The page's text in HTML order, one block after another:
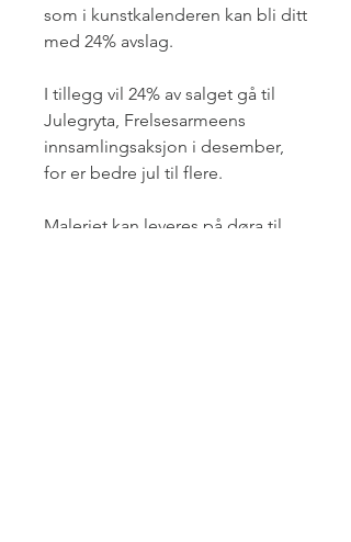
som i kunstkalenderen kan bli ditt
med 24% avslag.
I tillegg vil 24% av salget gå til
Julegryta, Frelsesarmeens
innsamlingsaksjon i desember,
for er bedre jul til flere.
Maleriet kan leveres på døra til